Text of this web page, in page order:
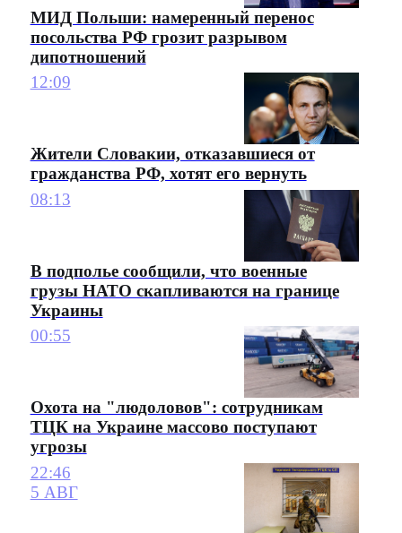
МИД Польши: намеренный перенос
посольства РФ грозит разрывом
дипотношений
12:09
Жители Словакии, отказавшиеся от
гражданства РФ, хотят его вернуть
08:13
В подполье сообщили, что военные
грузы НАТО скапливаются на границе
Украины
00:55
Охота на "людоловов": сотрудникам
ТЦК на Украине массово поступают
угрозы
22:46
5 АВГ